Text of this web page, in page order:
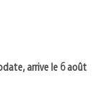
arrive le 6 août